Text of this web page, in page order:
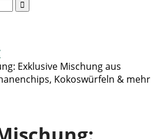
Exklusive Mischung aus
Kokoswürfeln & mehr